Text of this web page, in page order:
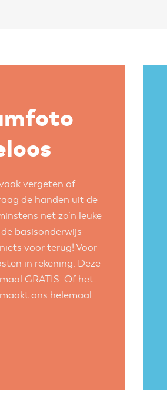
vergeten of
de handen uit de
net zo’n leuke
basisonderwijs
voor terug! Voor
in rekening. Deze
GRATIS. Of het
ons helemaal